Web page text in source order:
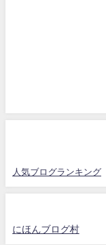
人気ブログランキング
にほんブログ村